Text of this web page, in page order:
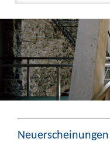
Neuerscheinungen